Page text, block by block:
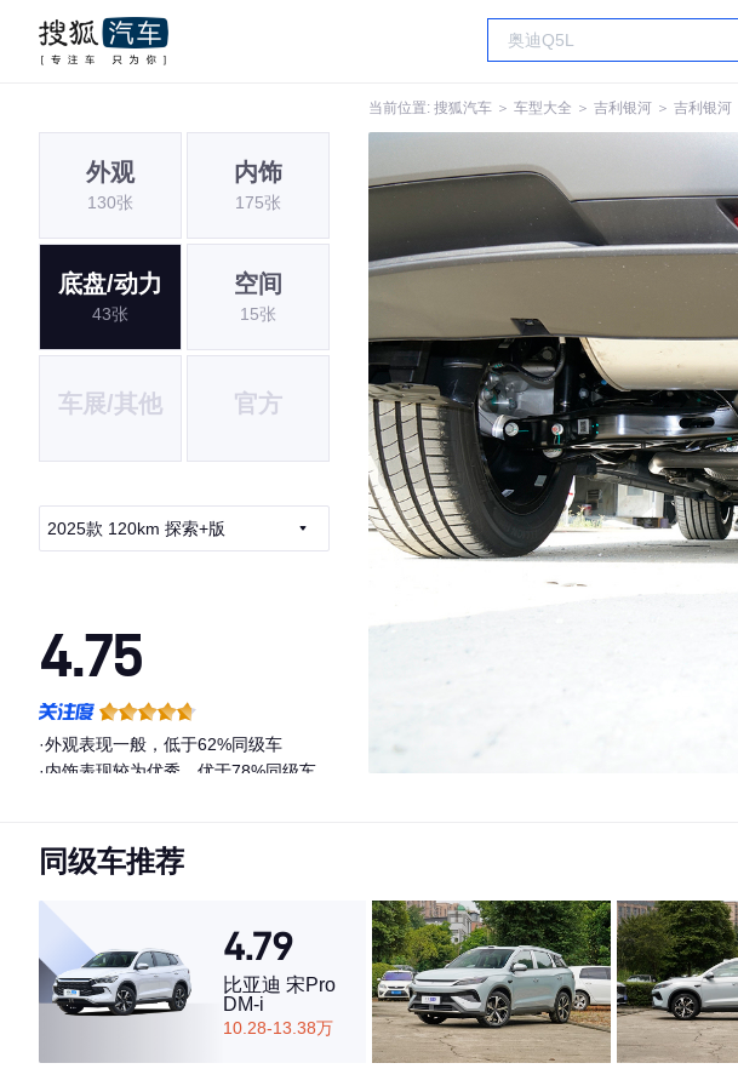
当前位置: 搜狐汽车 ＞ 车型大全 ＞ 吉利银河 ＞ 吉利银河
外观
130张
内饰
175张
底盘/动力
43张
空间
15张
车展/其他 官方
2025款 120km 探索+版
4.75
·外观表现一般，低于62%同级车
·内饰表现较为优秀，优于78%同级车
同级车推荐
4.79
比亚迪 宋Pro
DM-i
10.28-13.38万